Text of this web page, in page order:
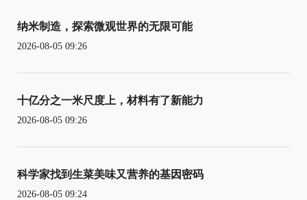
纳米制造，探索微观世界的无限可能
2026-08-05 09:26
十亿分之一米尺度上，材料有了新能力
2026-08-05 09:26
科学家找到生菜美味又营养的基因密码
2026-08-05 09:24